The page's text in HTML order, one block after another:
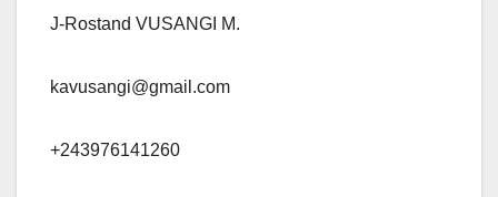
J-Rostand VUSANGI M.
kavusangi@gmail.com
+243976141260